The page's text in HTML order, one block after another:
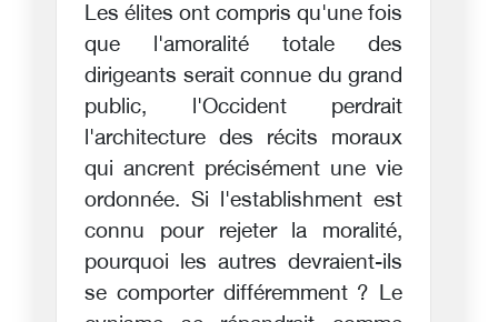
Les élites ont compris qu'une fois
que l'amoralité totale des
dirigeants serait connue du grand
public, l'Occident perdrait
l'architecture des récits moraux
qui ancrent précisément une vie
ordonnée. Si l'establishment est
connu pour rejeter la moralité,
pourquoi les autres devraient-ils
se comporter différemment ? Le